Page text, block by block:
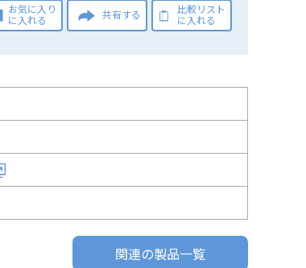
お気に入り
に入れる
共有する
比較リスト
に入れる
関連の製品一覧